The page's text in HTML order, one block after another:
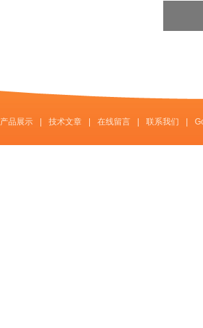
产品展示 技术文章 在线留言 联系我们